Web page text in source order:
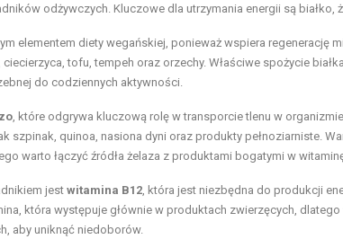
odżywczych. Kluczowe dla utrzymania energii są białko,
elementem diety wegańskiej, ponieważ wspiera regenerację
ciecierzyca, tofu, tempeh oraz orzechy. Właściwe spożycie
do codziennych aktywności.
, które odgrywa kluczową rolę w transporcie tlenu w
szpinak, quinoa, nasiona dyni oraz produkty pełnoziarniste.
warto łączyć źródła żelaza z produktami bogatymi w
jestwitamina B12 , która jest niezbędna do produkcji
która występuje głównie w produktach zwierzęcych,
aby uniknąć niedoborów.